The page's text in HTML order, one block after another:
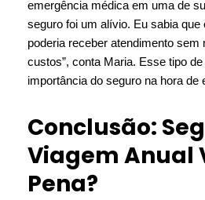
emergência médica em uma de
seguro foi um alívio. Eu sabia que
poderia receber atendimento
custos”, conta Maria. Esse tipo
importância do seguro na hora de
Conclusão:
Viagem Anual
Pena?